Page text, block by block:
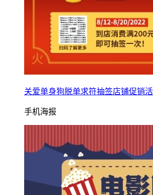
关爱单身狗脱单求符抽签店铺促销
手机海报